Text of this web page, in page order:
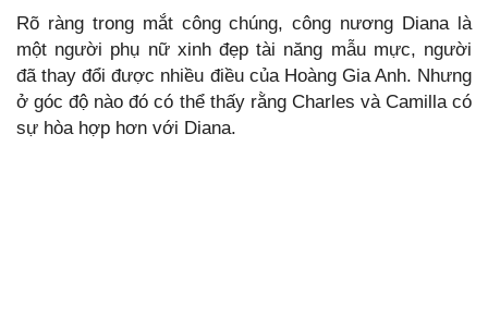
Rõ ràng trong mắt công chúng, công nương Diana là
một người phụ nữ xinh đẹp tài năng mẫu mực, người
đã thay đổi được nhiều điều của Hoàng Gia Anh. Nhưng
ở góc độ nào đó có thể thấy rằng Charles và Camilla có
sự hòa hợp hơn với Diana.